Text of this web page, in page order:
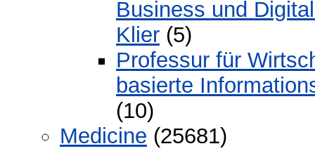
Business und
Klier (5)
Professur für
basierte
(10)
Medicine (25681)